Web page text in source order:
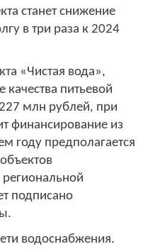
станет снижение
в три раза к 2024
«Чистая вода»,
питьевой
млн рублей, при
финансирование из
году предполагается
подписано
водоснабжения.